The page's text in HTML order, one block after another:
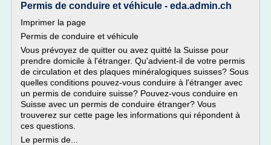
Permis de conduire et véhicule - eda.admin.ch
Imprimer la page
Permis de conduire et véhicule
Vous prévoyez de quitter ou avez quitté la Suisse pour
prendre domicile à l'étranger. Qu'advient-il de votre permis
de circulation et des plaques minéralogiques suisses? Sous
quelles conditions pouvez-vous conduire à l'étranger avec
un permis de conduire suisse? Pouvez-vous conduire en
Suisse avec un permis de conduire étranger? Vous
trouverez sur cette page les informations qui répondent à
ces questions.
Le permis de...